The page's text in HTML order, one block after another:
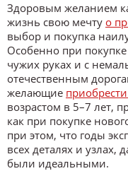
Здоровым желанием
жизнь свою мечту о
выбор и покупка
Особенно при
чужих руках и с
отечественным
желающие
возрастом в 5–7 лет,
как при покупке
при этом, что годы
всех деталях и узлах,
были идеальными.